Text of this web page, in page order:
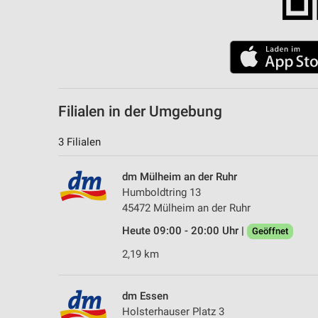
Filialen in der Umgebung
3 Filialen
dm Mülheim an der Ruhr
Humboldtring 13
45472 Mülheim an der Ruhr
Heute 09:00 - 20:00 Uhr |
Geöffnet
2,19 km
dm Essen
Holsterhauser Platz 3